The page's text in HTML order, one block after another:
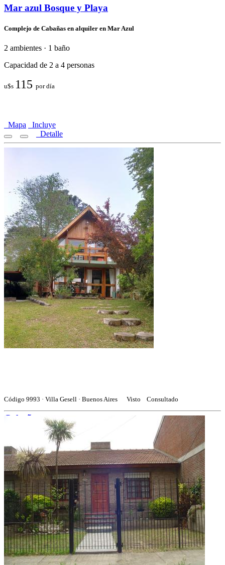
Mar azul Bosque y Playa
Complejo de Cabañas en alquiler en Mar Azul
2 ambientes · 1 baño
Capacidad de 2 a 4 personas
u$s 115 por día
Mapa
Incluye
Detalle
Código 9993 · Villa Gesell · Buenos Aires Visto Consultado
Cabaña zona norte
Casa en alquiler en Villa Gesell
3 ambientes · 2 baños
Capacidad de 1 a 5 personas
$75.000por día
Mapa
Incluye
Detalle